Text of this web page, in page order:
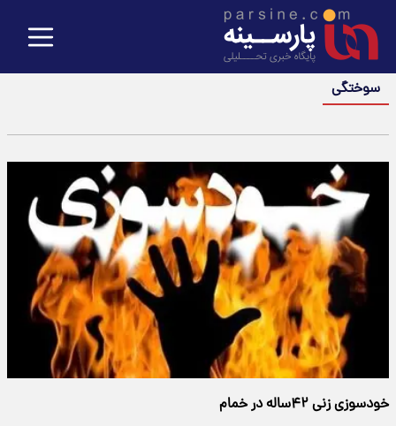
سوختگی
خودسوزی زنی ۴۲ساله در خمام